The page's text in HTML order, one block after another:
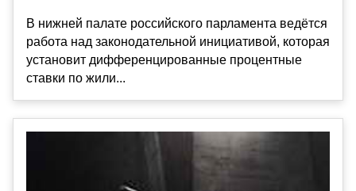
В нижней палате российского парламента ведётся
работа над законодательной инициативой, которая
установит дифференцированные процентные
ставки по жили...